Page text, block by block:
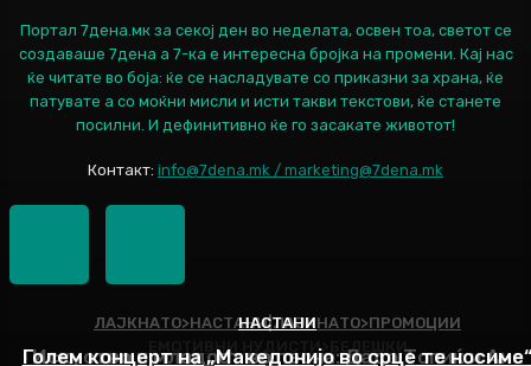
ЕМОТИВНИ НУДИСТИ>БЕЛЕШКИ
ЛАЈКНАТО>НАСТАНИ|ЛАЈКНАТО>ПРОМОЦИИ
Искуство и младост во песна: Дадо Топиќ и Ана
НАСТАНИ
Голем концерт на „Македонијо во срце те
Портал 7дена.мк за секој ден во неделата, освен тоа, светот се
создаваше 7дена а 7-ка е интересна бројка на промени. Кај нас
ќе читате во боја: ќе се насладувате со приказни за храна, ќе
патувате а со моќни мисли и исти такви текстови, ќе станете
посилни. И дефинитивно ќе го засакате животот!
Контакт: info@7dena.mk / marketing@7dena.mk